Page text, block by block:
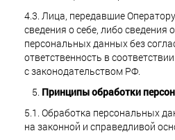
4.3. Лица, передавшие
сведения о себе, либо сведения
персональных данных без
ответственность в соответствии
с законодательством РФ.
Принципы обработки
5.1. Обработка персональных
на законной и справедливой